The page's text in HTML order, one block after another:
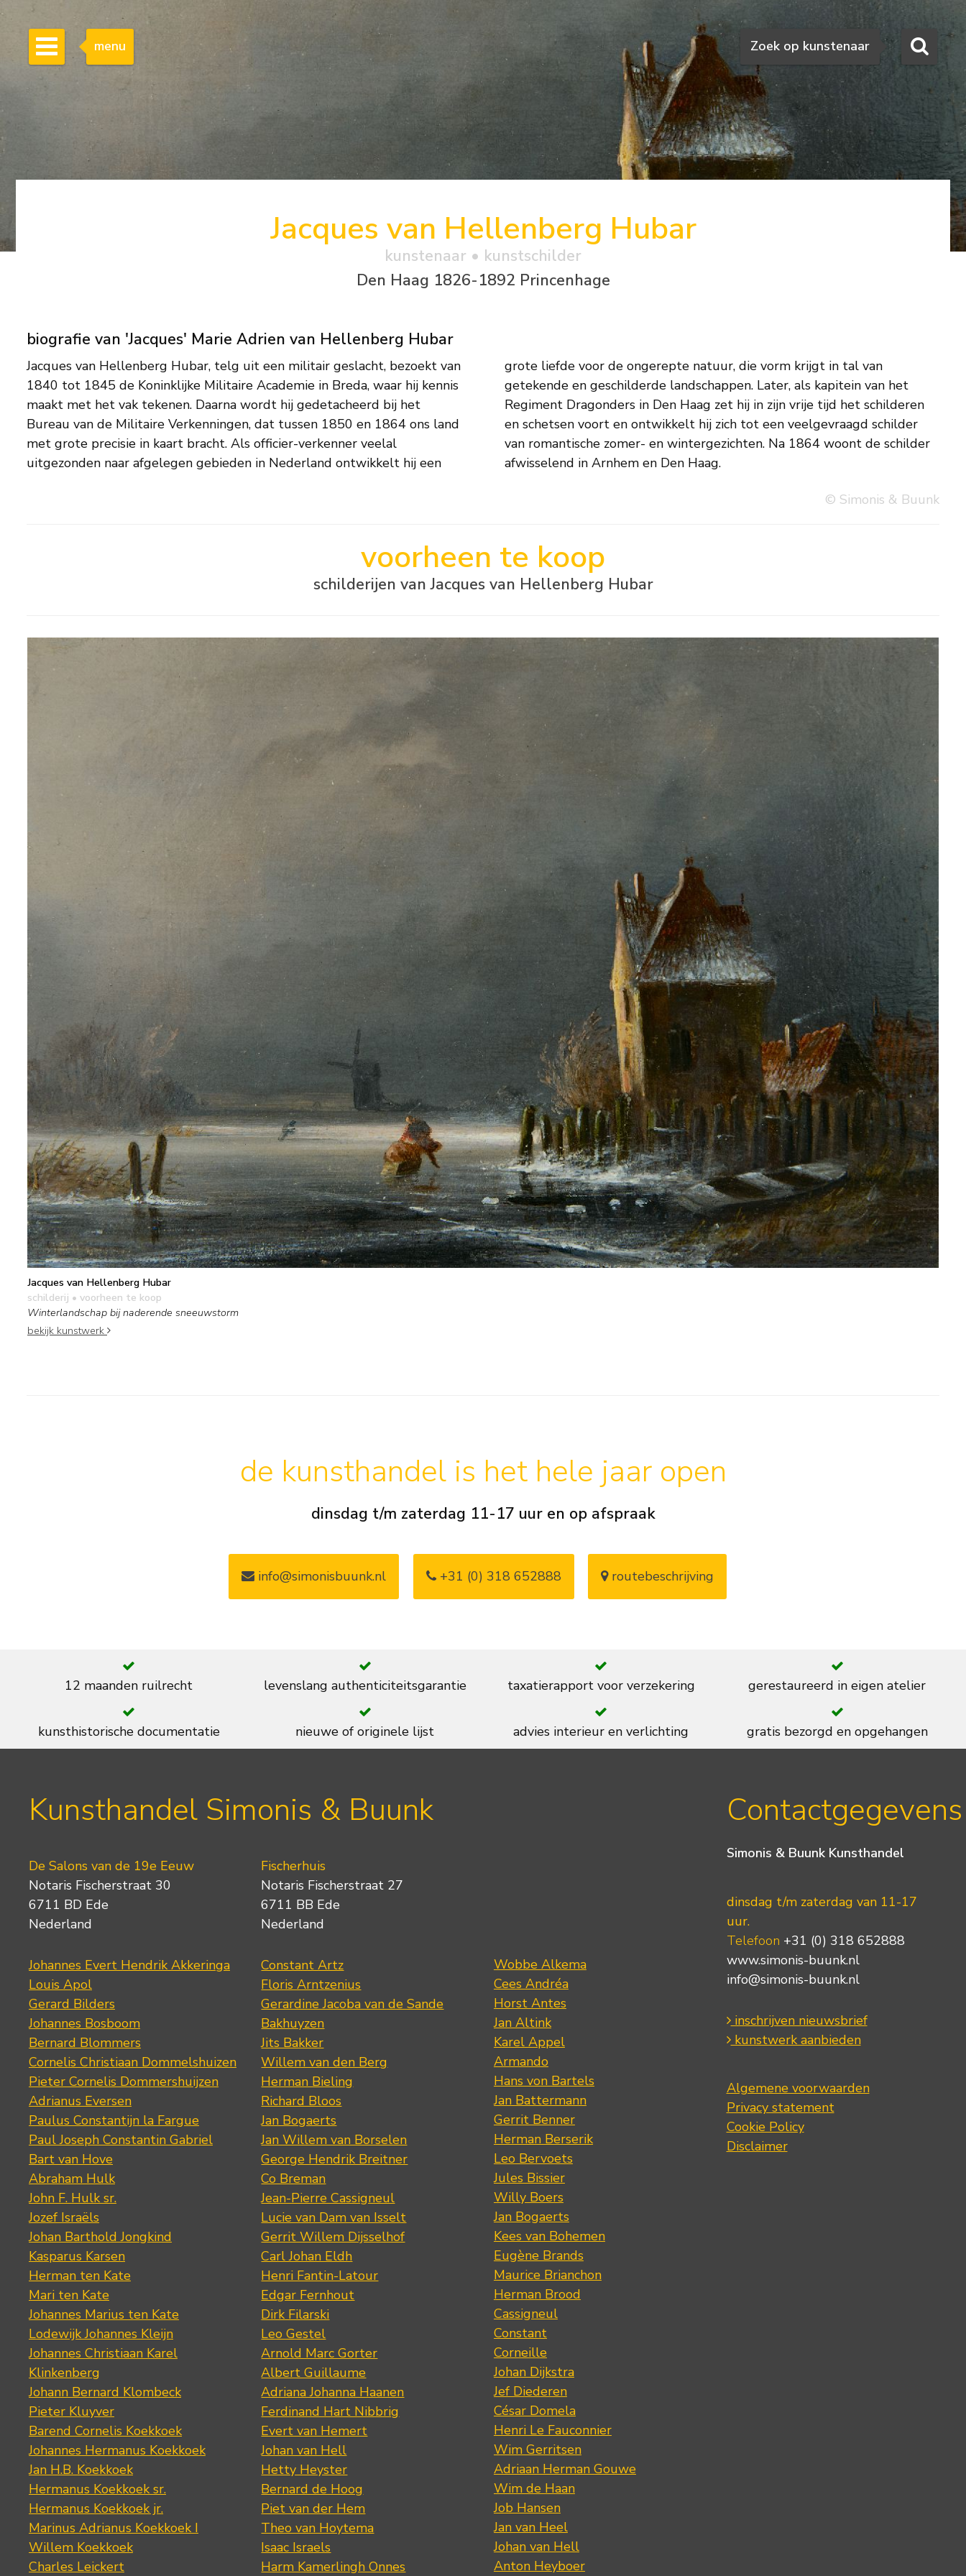
Zoeken
Zoek op kunstenaar
menu
Jacques van Hellenberg Hubar
kunstenaar • kunstschilder
Den Haag 1826-1892 Princenhage
biografie van 'Jacques' Marie Adrien van Hellenberg Hubar
Jacques van Hellenberg Hubar, telg uit een militair geslacht, bezoekt van
1840 tot 1845 de Koninklijke Militaire Academie in Breda, waar hij kennis
maakt met het vak tekenen. Daarna wordt hij gedetacheerd bij het
Bureau van de Militaire Verkenningen, dat tussen 1850 en 1864 ons land
met grote precisie in kaart bracht. Als officier-verkenner veelal
uitgezonden naar afgelegen gebieden in Nederland ontwikkelt hij een
grote liefde voor de ongerepte natuur, die vorm krijgt in tal van
getekende en geschilderde landschappen. Later, als kapitein van het
Regiment Dragonders in Den Haag zet hij in zijn vrije tijd het schilderen
en schetsen voort en ontwikkelt hij zich tot een veelgevraagd schilder
van romantische zomer- en wintergezichten. Na 1864 woont de schilder
afwisselend in Arnhem en Den Haag.
© Simonis & Buunk
voorheen te koop
schilderijen van Jacques van Hellenberg Hubar
Jacques van Hellenberg Hubar
schilderij • voorheen te koop
Winterlandschap bij naderende sneeuwstorm
bekijk kunstwerk
de kunsthandel is het hele jaar open
dinsdag t/m zaterdag 11-17 uur en op afspraak
info@simonisbuunk.nl +31 (0) 318 652888 routebeschrijving
12 maanden ruilrecht levenslang authenticiteitsgarantie taxatierapport voor verzekering gerestaureerd in eigen atelier
kunsthistorische documentatie nieuwe of originele lijst advies interieur en verlichting gratis bezorgd en opgehangen
Kunsthandel Simonis & Buunk
De Salons van de 19e Eeuw
Notaris Fischerstraat 30
6711 BD Ede
Nederland
Johannes Evert Hendrik Akkeringa
Louis Apol
Gerard Bilders
Johannes Bosboom
Bernard Blommers
Cornelis Christiaan Dommelshuizen
Pieter Cornelis Dommershuijzen
Adrianus Eversen
Paulus Constantijn la Fargue
Paul Joseph Constantin Gabriel
Bart van Hove
Abraham Hulk
John F. Hulk sr.
Jozef Israëls
Johan Barthold Jongkind
Kasparus Karsen
Herman ten Kate
Mari ten Kate
Johannes Marius ten Kate
Lodewijk Johannes Kleijn
Johannes Christiaan Karel
Klinkenberg
Johann Bernard Klombeck
Pieter Kluyver
Barend Cornelis Koekkoek
Johannes Hermanus Koekkoek
Jan H.B. Koekkoek
Hermanus Koekkoek sr.
Hermanus Koekkoek jr.
Marinus Adrianus Koekkoek I
Willem Koekkoek
Charles Leickert
Fischerhuis
Notaris Fischerstraat 27
6711 BB Ede
Nederland
Constant Artz
Floris Arntzenius
Gerardine Jacoba van de Sande
Bakhuyzen
Jits Bakker
Willem van den Berg
Herman Bieling
Richard Bloos
Jan Bogaerts
Jan Willem van Borselen
George Hendrik Breitner
Co Breman
Jean-Pierre Cassigneul
Lucie van Dam van Isselt
Gerrit Willem Dijsselhof
Carl Johan Eldh
Henri Fantin-Latour
Edgar Fernhout
Dirk Filarski
Leo Gestel
Arnold Marc Gorter
Albert Guillaume
Adriana Johanna Haanen
Ferdinand Hart Nibbrig
Evert van Hemert
Johan van Hell
Hetty Heyster
Bernard de Hoog
Piet van der Hem
Theo van Hoytema
Isaac Israels
Harm Kamerlingh Onnes
Wobbe Alkema
Cees Andréa
Horst Antes
Jan Altink
Karel Appel
Armando
Hans von Bartels
Jan Battermann
Gerrit Benner
Herman Berserik
Leo Bervoets
Jules Bissier
Willy Boers
Jan Bogaerts
Kees van Bohemen
Eugène Brands
Maurice Brianchon
Herman Brood
Cassigneul
Constant
Corneille
Johan Dijkstra
Jef Diederen
César Domela
Henri Le Fauconnier
Wim Gerritsen
Adriaan Herman Gouwe
Wim de Haan
Job Hansen
Jan van Heel
Johan van Hell
Anton Heyboer
Contactgegevens
Simonis & Buunk Kunsthandel
dinsdag t/m zaterdag van 11-17
uur.
Telefoon +31 (0) 318 652888
www.simonis-buunk.nl
info@simonis-buunk.nl
inschrijven nieuwsbrief
kunstwerk aanbieden
Algemene voorwaarden
Privacy statement
Cookie Policy
Disclaimer